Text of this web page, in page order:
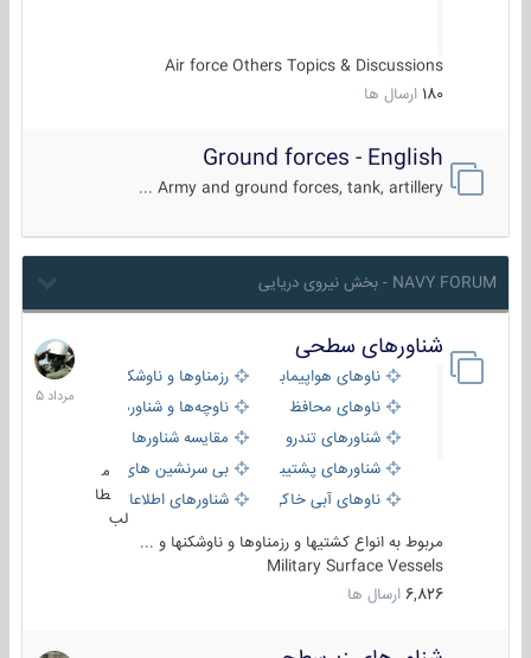
Air force Others Topics & Discussions
180 ارسال ها
Ground forces - English
Army and ground forces, tank, artillery ...
NAVY FORUM - بخش نیروی دریایی
شناورهای سطحی
ناوهای هواپیمابر و بالگرد بررزمناوها و ناوشکن‌ها
ناوهای محافظ
ناوچه‌ها و شناورهای گشتی
شناورهای تندرو
مقایسه شناورها
شناورهای پشتیبانی
بی سرنشین های دریایی
ناوهای آبی خاکی و نیروبرشناورهای اطلاعاتی و جاسوسی
طا
لب
مربوط به انواع کشتیها و رزمناوها و ناوشکنها و ...
Military Surface Vessels
6,826 ارسال ها
2
مرداد
1405